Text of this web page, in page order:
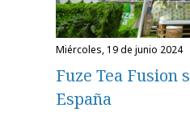
miércoles, 19 de junio 2024
Fuze Tea Fusion
España